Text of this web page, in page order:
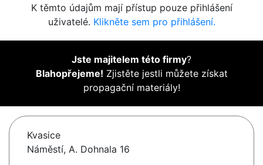
K těmto údajům mají přístup pouze přihlášení
uživatelé. Klikněte sem pro přihlášení.
Jste majitelem této firmy?
Blahopřejeme! Zjistěte jestli můžete získat
propagační materiály!
Kvasice
Náměstí, A. Dohnala 16